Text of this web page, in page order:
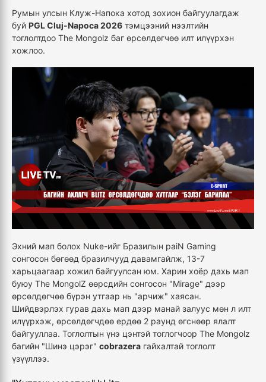
Румын улсын Клуж-Напока хотод зохион байгуулагдаж
буй PGL Cluj-Napoca 2026 тэмцээний нээлтийн
тоглолтдоо The Mongolz баг өрсөлдөгчөө илт илүүрхэн
хожлоо.
Эхний мап болох Nuke-ийг Бразилын paiN Gaming
сонгосон бөгөөд бразилчууд давамгайлж, 13-7
харьцаагаар хожил байгуулсан юм. Харин хоёр дахь мап
буюу The MongolZ өөрсдийн сонгосон "Mirage" дээр
өрсөлдөгчөө бүрэн утгаар нь "арчиж" хаясан.
Шийдвэрлэх гурав дахь мап дээр манай залуус мөн л илт
илүүрхэж, өрсөлдөгчдөө ердөө 2 раунд өгснөөр ялалт
байгууллаа. Тоглолтын үнэ цэнтэй тоглогчоор The Mongolz
багийн "Шинэ цэрэг" cobrazera гайхалтай тоглолт
үзүүллээ.